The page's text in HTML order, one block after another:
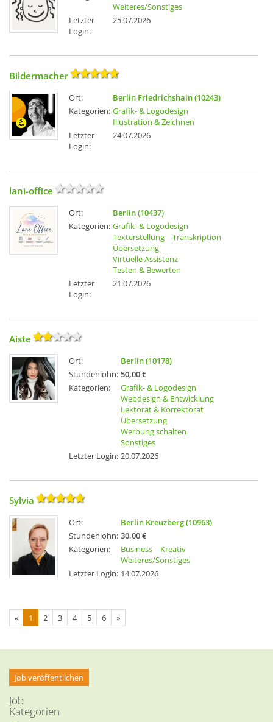
Weiteres/Sonstiges
Letzter
Login:
25.07.2026
Bildermacher
Ort:
Berlin Friedrichshain (10243)
Kategorien: Grafik- & Logodesign
Illustration & Zeichnen
Letzter
Login:
24.07.2026
lani-office
Ort:
Berlin (10437)
Kategorien: Grafik- & Logodesign
Texterstellung
Transkription
Übersetzung
Virtuelle Assistenz
Testen & Bewerten
Letzter
Login:
21.07.2026
Aiste
Ort:
Berlin (10178)
Stundenlohn: 50,00 €
Kategorien:
Grafik- & Logodesign
Webdesign & Entwicklung
Lektorat & Korrektorat
Übersetzung
Werbung schalten
Sonstiges
Letzter Login: 20.07.2026
Sylvia
Ort:
Berlin Kreuzberg (10963)
Stundenlohn: 30,00 €
Kategorien:
Business
Kreativ
Weiteres/Sonstiges
Letzter Login: 14.07.2026
« 1 2 3 4 5 6 »
Job veröffentlichen
Job
Kategorien